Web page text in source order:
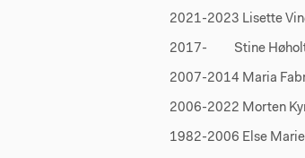
2021-2023 Lisette
2017- Stine
2007-2014 Maria
2006-2022 Morten
1982-2006 Else